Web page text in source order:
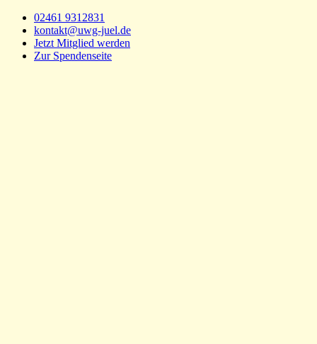
02461 9312831
kontakt@uwg-juel.de
Jetzt Mitglied werden
Zur Spendenseite